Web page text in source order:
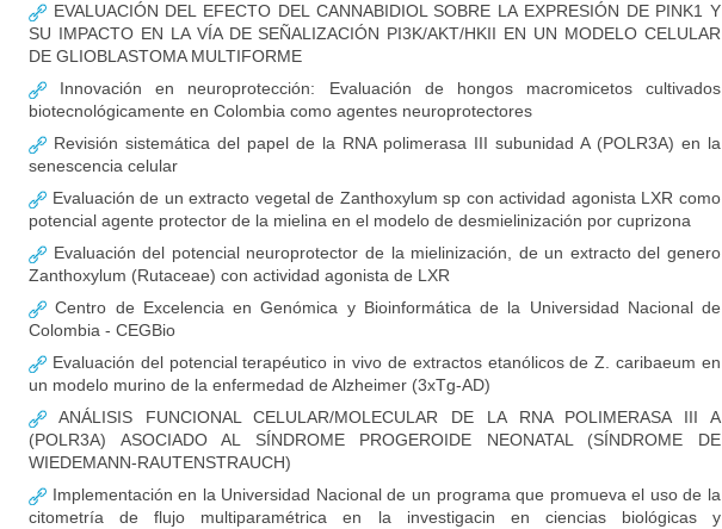
EVALUACIÓN DEL EFECTO DEL CANNABIDIOL SOBRE LA EXPRESIÓN DE PINK1 Y
SU IMPACTO EN LA VÍA DE SEÑALIZACIÓN PI3K/AKT/HKII EN UN MODELO CELULAR
DE GLIOBLASTOMA MULTIFORME
Innovación en neuroprotección: Evaluación de hongos macromicetos cultivados
biotecnológicamente en Colombia como agentes neuroprotectores
Revisión sistemática del papel de la RNA polimerasa III subunidad A (POLR3A) en la
senescencia celular
Evaluación de un extracto vegetal de Zanthoxylum sp con actividad agonista LXR como
potencial agente protector de la mielina en el modelo de desmielinización por cuprizona
Evaluación del potencial neuroprotector de la mielinización, de un extracto del genero
Zanthoxylum (Rutaceae) con actividad agonista de LXR
Centro de Excelencia en Genómica y Bioinformática de la Universidad Nacional de
Colombia - CEGBio
Evaluación del potencial terapéutico in vivo de extractos etanólicos de Z. caribaeum en
un modelo murino de la enfermedad de Alzheimer (3xTg-AD)
ANÁLISIS FUNCIONAL CELULAR/MOLECULAR DE LA RNA POLIMERASA III A
(POLR3A) ASOCIADO AL SÍNDROME PROGEROIDE NEONATAL (SÍNDROME DE
WIEDEMANN-RAUTENSTRAUCH)
Implementación en la Universidad Nacional de un programa que promueva el uso de la
citometría de flujo multiparamétrica en la investigacin en ciencias biológicas y